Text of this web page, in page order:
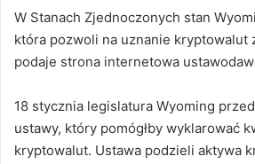
W Stanach Zjednoczonych stan
która pozwoli na uznanie kryptowalut
podaje strona internetowa
18 stycznia legislatura Wyoming
ustawy, który pomógłby wyklarować
kryptowalut. Ustawa podzieli aktywa